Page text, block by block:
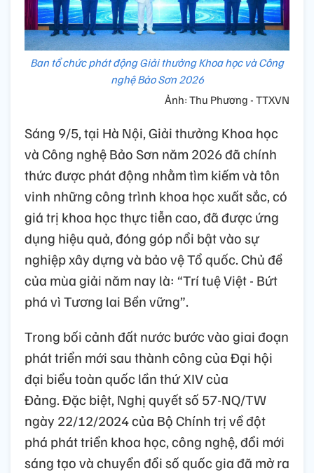
Ban tổ chức phát động Giải thưởng Khoa học và Công
nghệ Bảo Sơn 2026
Ảnh: Thu Phương - TTXVN
Sáng 9/5, tại Hà Nội, Giải thưởng Khoa học
và Công nghệ Bảo Sơn năm 2026 đã chính
thức được phát động nhằm tìm kiếm và tôn
vinh những công trình khoa học xuất sắc, có
giá trị khoa học thực tiễn cao, đã được ứng
dụng hiệu quả, đóng góp nổi bật vào sự
nghiệp xây dựng và bảo vệ Tổ quốc. Chủ đề
của mùa giải năm nay là: “Trí tuệ Việt - Bứt
phá vì Tương lai Bền vững”.
Trong bối cảnh đất nước bước vào giai đoạn
phát triển mới sau thành công của Đại hội
đại biểu toàn quốc lần thứ XIV của
Đảng. Đặc biệt, Nghị quyết số 57-NQ/TW
ngày 22/12/2024 của Bộ Chính trị về đột
phá phát triển khoa học, công nghệ, đổi mới
sáng tạo và chuyển đổi số quốc gia đã mở ra